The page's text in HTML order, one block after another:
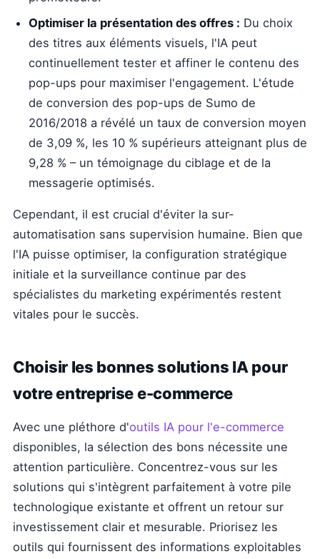
Optimiser la présentation des offres : Du choix
des titres aux éléments visuels, l'IA peut
continuellement tester et affiner le contenu des
pop-ups pour maximiser l'engagement. L'étude
de conversion des pop-ups de Sumo de
2016/2018 a révélé un taux de conversion moyen
de 3,09 %, les 10 % supérieurs atteignant plus de
9,28 % – un témoignage du ciblage et de la
messagerie optimisés.
Cependant, il est crucial d'éviter la sur-
automatisation sans supervision humaine. Bien que
l'IA puisse optimiser, la configuration stratégique
initiale et la surveillance continue par des
spécialistes du marketing expérimentés restent
vitales pour le succès.
Choisir les bonnes solutions IA pour
votre entreprise e-commerce
Avec une pléthore d'outils IA pour l'e-commerce
disponibles, la sélection des bons nécessite une
attention particulière. Concentrez-vous sur les
solutions qui s'intègrent parfaitement à votre pile
technologique existante et offrent un retour sur
investissement clair et mesurable. Priorisez les
outils qui fournissent des informations exploitables